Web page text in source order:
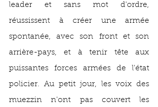
leader et sans mot d'ordre,
réussissent à créer une armée
spontanée, avec son front et son
arrière-pays, et à tenir tête aux
puissantes forces armées de l'état
policier. Au petit jour, les voix des
muezzin n'ont pas couvert les